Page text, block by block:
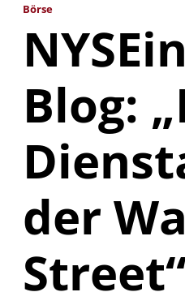
Börse
Blog:
der
Street“